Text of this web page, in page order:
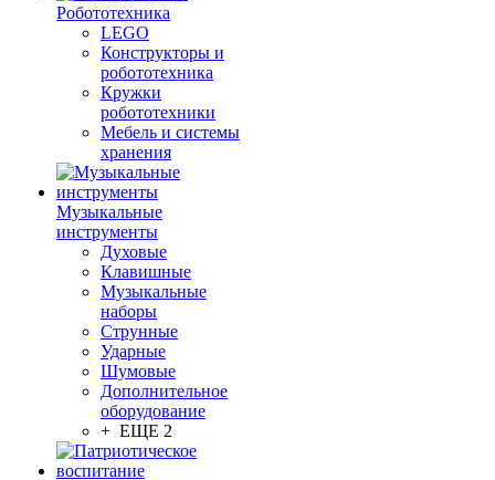
Робототехника
LEGO
Конструкторы и
робототехника
Кружки
робототехники
Мебель и системы
хранения
Музыкальные
инструменты
Духовые
Клавишные
Музыкальные
наборы
Струнные
Ударные
Шумовые
Дополнительное
оборудование
+ ЕЩЕ 2